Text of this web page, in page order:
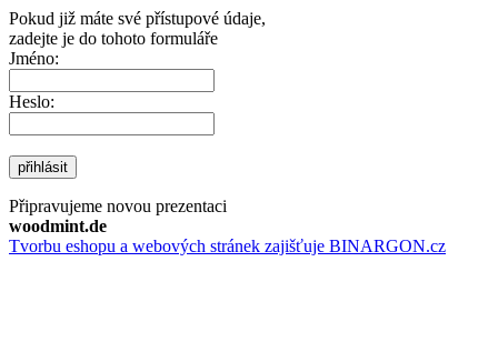
Pokud již máte své přístupové údaje,
zadejte je do tohoto formuláře
Jméno:
Heslo:
přihlásit
Připravujeme novou prezentaci
woodmint.de
Tvorbu eshopu a webových stránek zajišťuje BINARGON.cz